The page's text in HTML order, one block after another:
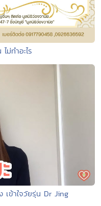
ม่ทำอะไร
เข้าใจวัยรุ่น Dr Jing